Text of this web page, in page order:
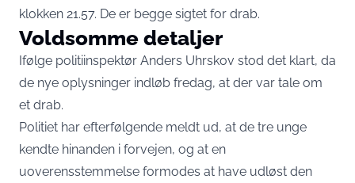
klokken 21.57. De er begge sigtet for drab.
Voldsomme detaljer
Ifølge politiinspektør Anders Uhrskov stod det klart, da
de nye oplysninger indløb fredag, at der var tale om
et drab.
Politiet har efterfølgende meldt ud, at de tre unge
kendte hinanden i forvejen, og at en
uoverensstemmelse formodes at have udløst den